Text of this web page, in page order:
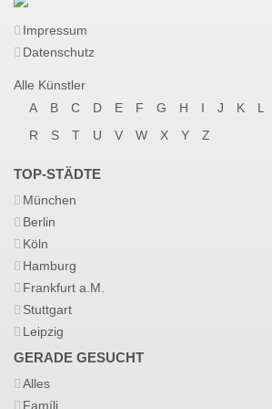
Impressum
Datenschutz
Alle Künstler
A
B C D E F G H I J K L
R
S T U V W X Y Z
TOP-STÄDTE
München
Berlin
Köln
Hamburg
Frankfurt a.M.
Stuttgart
Leipzig
GERADE GESUCHT
Alles
Famíli